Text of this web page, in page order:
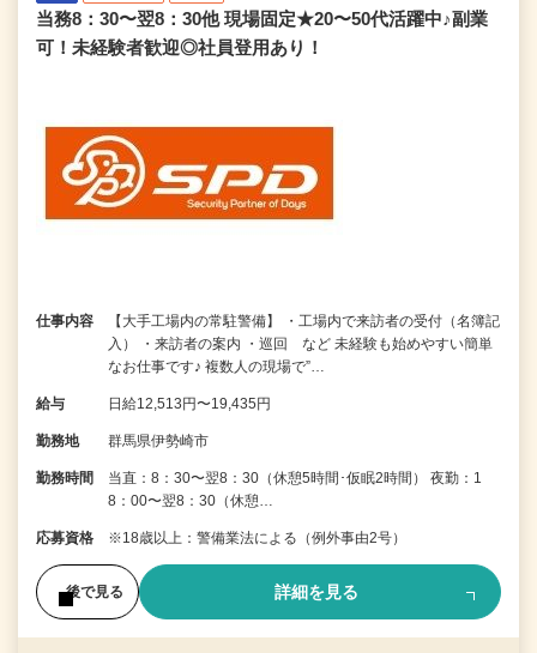
当務8：30〜翌8：30他 現場固定★20〜50代活躍中♪副業
可！未経験者歓迎◎社員登用あり！
仕事内容
【大手工場内の常駐警備】 ・工場内で来訪者の受付（名簿記
入） ・来訪者の案内 ・巡回 など 未経験も始めやすい簡単
なお仕事です♪ 複数人の現場で”…
給与 日給12,513円〜19,435円
勤務地 群馬県伊勢崎市
勤務時間
当直：8：30〜翌8：30（休憩5時間･仮眠2時間） 夜勤：1
8：00〜翌8：30（休憩…
応募資格 ※18歳以上：警備業法による（例外事由2号）
後で見る 詳細を見る